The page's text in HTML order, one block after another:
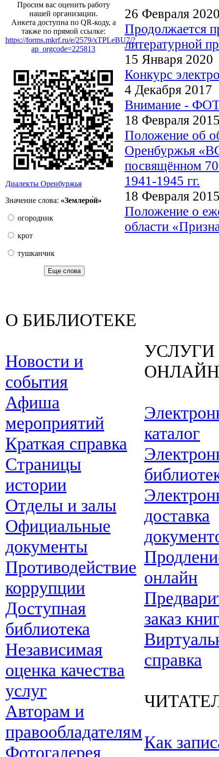
Просим вас оценить работу
нашей организации.
Анкета доступна по QR-коду, а
также по прямой ссылке:
https://forms.mkrf.ru/e/2579/xTPLeBU7/?
ap_orgcode=225813
Диалекты Оренбуржья
Значение слова: «Землеро́й»
огородник
крот
тушканчик
Еще слова
26 Февраля
Продолжается
литературной
15 Января 2020
Конкурс
4 Декабря 2017
Внимание -
18 Февраля
Положение об
Оренбуржья
посвящённом
1941-1945 гг.
18 Февраля
Положение о
области
О БИБЛИОТЕКЕ
Новости и
события
Афиша
мероприятий
Краткая справка
Страницы
истории
Отделы и залы
Официальные
документы
Противодействие
коррупции
Доступная
библиотека
Независимая
оценка качества
услуг
Авторам и
правообладателям
Фотогалерея
УСЛУГИ
ОНЛАЙН
каталог
доставка
онлайн
заказ
справка
Как